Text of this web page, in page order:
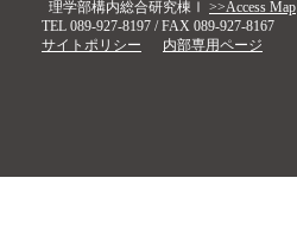
理学部構内総合研究棟Ⅰ >>Access Map
TEL 089-927-8197 / FAX 089-927-8167
サイトポリシー
内部専用ページ